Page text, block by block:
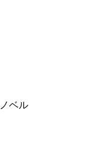
ベル